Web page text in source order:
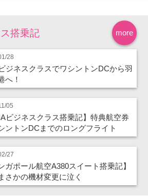
more
搭乗記
28
ジネスクラスでワシントンDCから羽
へ！
05
ビジネスクラス搭乗記】特典航空券
ントンDCまでのロングフライト
27
ガポール航空A380スイート搭乗記】
さかの機材変更に泣く